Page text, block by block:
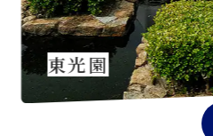
東光園